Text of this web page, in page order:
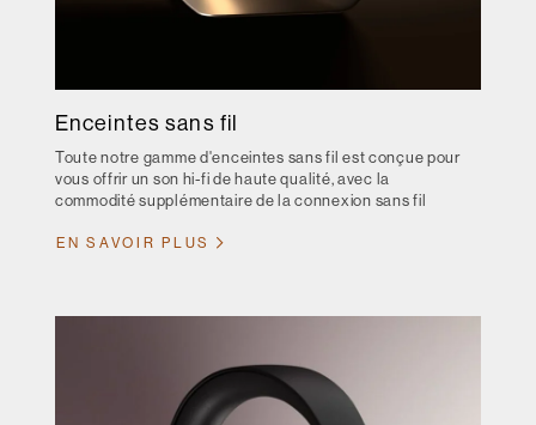
Enceintes sans fil
Toute notre gamme d'enceintes sans fil est conçue pour
vous offrir un son hi-fi de haute qualité, avec la
commodité supplémentaire de la connexion sans fil
EN SAVOIR PLUS